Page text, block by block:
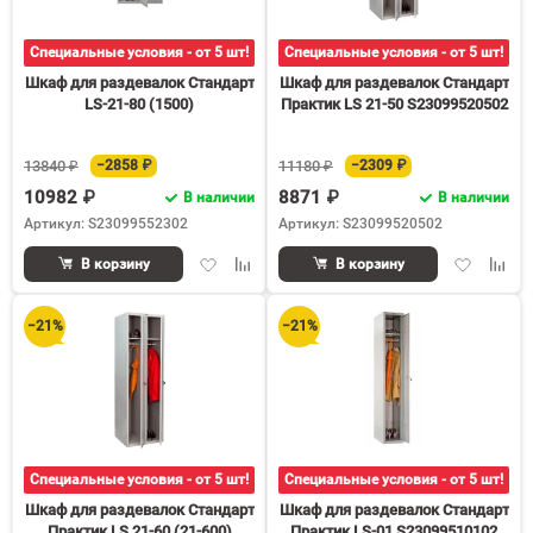
Специальные условия - от 5 шт!
Шкаф для раздевалок Стандарт
LS-21-80 (1500)
13840 ₽ −2858 ₽
10982 ₽
В наличии
Артикул: S23099552302
ДобавитьДобавить
сравнению
В корзину
Специальные условия - от 5 шт!
Шкаф для раздевалок Стандарт
Практик LS 21-50 S23099520502
11180 ₽ −2309 ₽
8871 ₽
В наличии
Артикул: S23099520502
Добавить
В корзину
−21%
Специальные условия - от 5 шт!
Шкаф для раздевалок Стандарт
−21%
Специальные условия - от 5 шт!
Шкаф для раздевалок Стандарт